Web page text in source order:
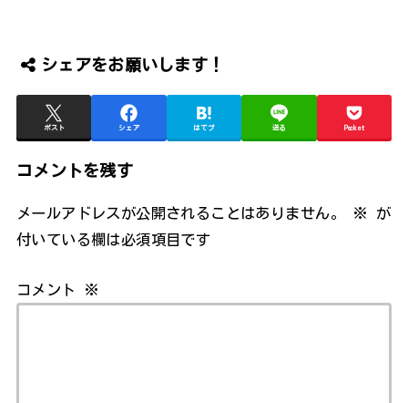
シェアをお願いします！
ポスト シェア はてブ 送る Pocket
コメントを残す
メールアドレスが公開されることはありません。 ※
が
付いている欄は必須項目です
コメント ※